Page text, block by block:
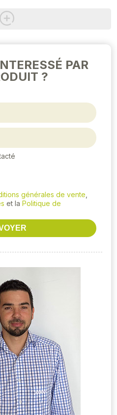
PAR
?
générales de vente
et la Politique de